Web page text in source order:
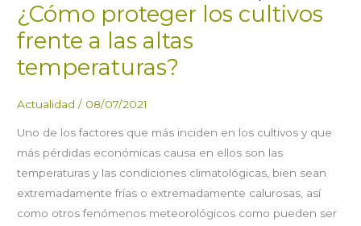
¿Cómo proteger los cultivos
frente a las altas
temperaturas?
Actualidad / 08/07/2021
Uno de los factores que más inciden en los cultivos y que
más pérdidas económicas causa en ellos son las
temperaturas y las condiciones climatológicas, bien sean
extremadamente frías o extremadamente calurosas, así
como otros fenómenos meteorológicos como pueden ser